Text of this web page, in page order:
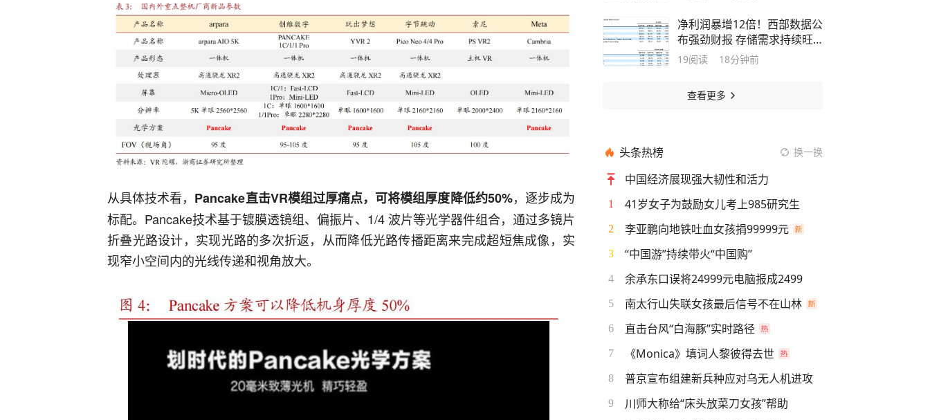
从具体技术看， Pancake直击VR模组过厚痛点，可将模组厚度降低约50%，逐步成为
标配。Pancake技术基于镀膜透镜组、偏振片、1/4 波片等光学器件组合，通过多镜片
折叠光路设计，实现光路的多次折返，从而降低光路传播距离来完成超短焦成像，实
现窄小空间内的光线传递和视角放大。
净利润暴增12倍！西部数据公
布强劲财报 存储需求持续旺
盛
19阅读 18分钟前
查看更多
头条热榜 换一换
中国经济展现强大韧性和活力
1 41岁女子为鼓励女儿考上985研究生
2 李亚鹏向地铁吐血女孩捐99999元
3 “中国游”持续带火“中国购”
4 余承东口误将24999元电脑报成2499
5 南太行山失联女孩最后信号不在山林
6 直击台风“白海豚”实时路径
7 《Monica》填词人黎彼得去世
8 普京宣布组建新兵种应对乌无人机进攻
9 川师大称给“床头放菜刀女孩”帮助